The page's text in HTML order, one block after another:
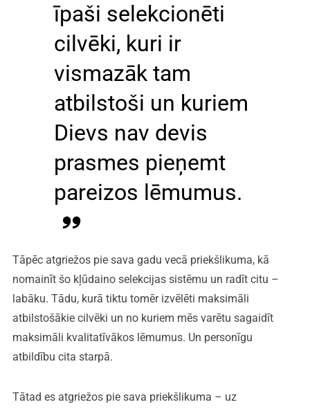
īpaši selekcionēti
cilvēki, kuri ir
vismazāk tam
atbilstoši un kuriem
Dievs nav devis
prasmes pieņemt
pareizos lēmumus.
Tāpēc atgriežos pie sava gadu vecā priekšlikuma, kā
nomainīt šo kļūdaino selekcijas sistēmu un radīt citu –
labāku. Tādu, kurā tiktu tomēr izvēlēti maksimāli
atbilstošākie cilvēki un no kuriem mēs varētu sagaidīt
maksimāli kvalitatīvākos lēmumus. Un personīgu
atbildību cita starpā.
Tātad es atgriežos pie sava priekšlikuma – uz